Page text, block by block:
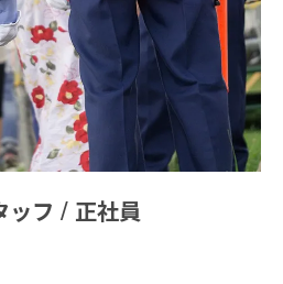
ッフ / 正社員